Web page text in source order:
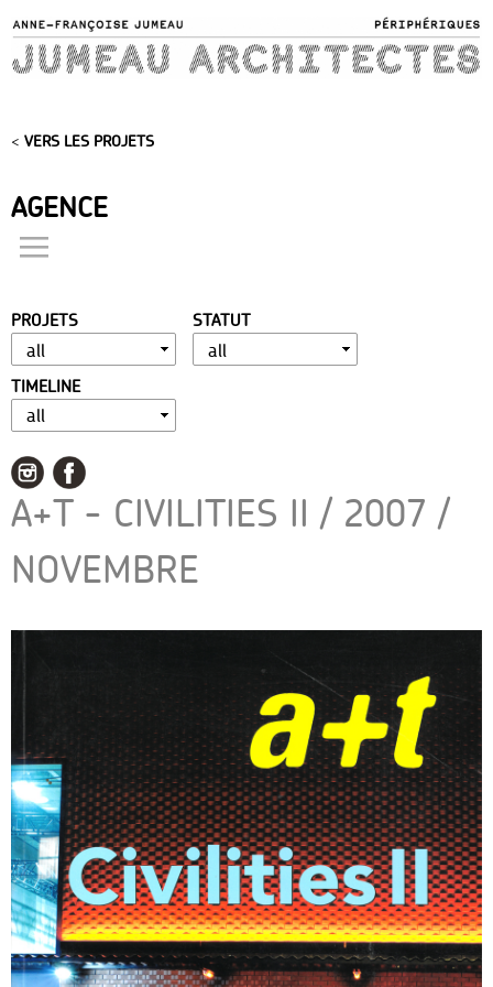
main
content
< VERS LES PROJETS
AGENCE
présentation
distinctions
publications
portfolio
contact
PROJETS STATUT
TIMELINE
A+T - CIVILITIES II / 2007 /
NOVEMBRE